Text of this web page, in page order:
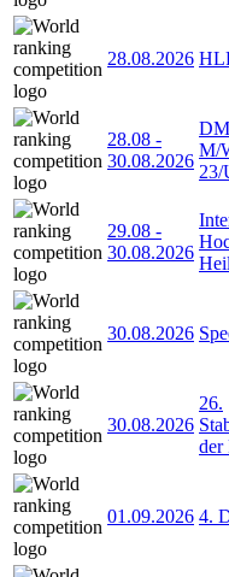
28.08.2026
28.08 -
30.08.2026
M/
23/
29.08 -
30.08.2026
30.08.2026
30.08.2026
26.
der
01.09.2026 4.